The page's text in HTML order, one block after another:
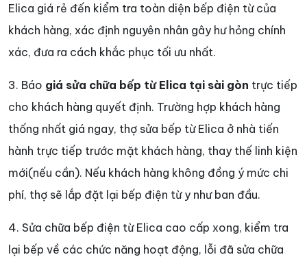
Elica giá rẻ đến kiểm tra toàn diện bếp điện từ của
khách hàng, xác định nguyên nhân gây hư hỏng chính
xác, đưa ra cách khắc phục tối ưu nhất.
3. Báo giá sửa chữa bếp từ Elica tại sài gòn trực tiếp
cho khách hàng quyết định. Trường hợp khách hàng
thống nhất giá ngay, thợ sửa bếp từ Elica ở nhà tiến
hành trực tiếp trước mặt khách hàng, thay thế linh kiện
mới(nếu cần). Nếu khách hàng không đồng ý mức chi
phí, thợ sẽ lắp đặt lại bếp điện từ y như ban đầu.
4. Sửa chữa bếp điện từ Elica cao cấp xong, kiểm tra
lại bếp về các chức năng hoạt động, lỗi đã sửa chữa